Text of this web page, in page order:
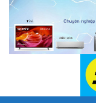
Skip
content